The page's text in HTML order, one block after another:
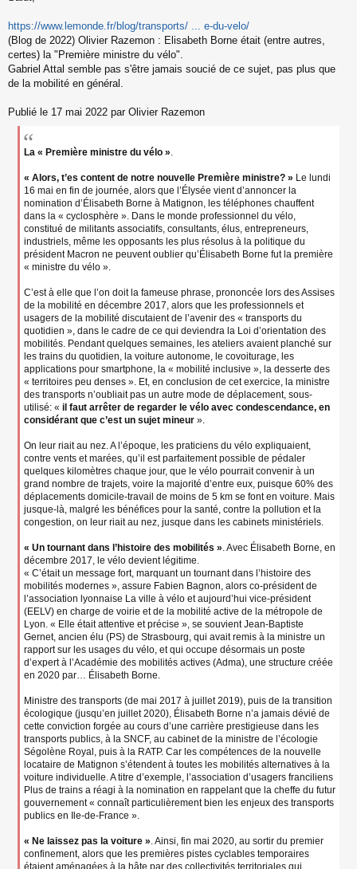
s
a
g
e
n
o
u
https://www.lemonde.fr/blog/transports/ ... e-du-velo/
(Blog de 2022) Olivier Razemon : Elisabeth Borne était (entre autres,
certes) la "Première ministre du vélo".
Gabriel Attal semble pas s'être jamais soucié de ce sujet, pas plus que
de la mobilité en général.
Publié le 17 mai 2022 par Olivier Razemon
La « Première ministre du vélo ».
« Alors, t’es content de notre nouvelle Première ministre? » Le lundi
16 mai en fin de journée, alors que l’Élysée vient d’annoncer la
nomination d’Élisabeth Borne à Matignon, les téléphones chauffent
dans la « cyclosphère ». Dans le monde professionnel du vélo,
constitué de militants associatifs, consultants, élus, entrepreneurs,
industriels, même les opposants les plus résolus à la politique du
président Macron ne peuvent oublier qu’Élisabeth Borne fut la première
« ministre du vélo ».
C’est à elle que l’on doit la fameuse phrase, prononcée lors des Assises
de la mobilité en décembre 2017, alors que les professionnels et
usagers de la mobilité discutaient de l’avenir des « transports du
quotidien », dans le cadre de ce qui deviendra la Loi d’orientation des
mobilités. Pendant quelques semaines, les ateliers avaient planché sur
les trains du quotidien, la voiture autonome, le covoiturage, les
applications pour smartphone, la « mobilité inclusive », la desserte des
« territoires peu denses ». Et, en conclusion de cet exercice, la ministre
des transports n’oubliait pas un autre mode de déplacement, sous-
utilisé: « il faut arrêter de regarder le vélo avec condescendance, en
considérant que c’est un sujet mineur ».
On leur riait au nez. A l’époque, les praticiens du vélo expliquaient,
contre vents et marées, qu’il est parfaitement possible de pédaler
quelques kilomètres chaque jour, que le vélo pourrait convenir à un
grand nombre de trajets, voire la majorité d’entre eux, puisque 60% des
déplacements domicile-travail de moins de 5 km se font en voiture. Mais
jusque-là, malgré les bénéfices pour la santé, contre la pollution et la
congestion, on leur riait au nez, jusque dans les cabinets ministériels.
« Un tournant dans l’histoire des mobilités ». Avec Élisabeth Borne, en
décembre 2017, le vélo devient légitime.
« C’était un message fort, marquant un tournant dans l’histoire des
mobilités modernes », assure Fabien Bagnon, alors co-président de
l’association lyonnaise La ville à vélo et aujourd’hui vice-président
(EELV) en charge de voirie et de la mobilité active de la métropole de
Lyon. « Elle était attentive et précise », se souvient Jean-Baptiste
Gernet, ancien élu (PS) de Strasbourg, qui avait remis à la ministre un
rapport sur les usages du vélo, et qui occupe désormais un poste
d’expert à l’Académie des mobilités actives (Adma), une structure créée
en 2020 par… Élisabeth Borne.
Ministre des transports (de mai 2017 à juillet 2019), puis de la transition
écologique (jusqu’en juillet 2020), Élisabeth Borne n’a jamais dévié de
cette conviction forgée au cours d’une carrière prestigieuse dans les
transports publics, à la SNCF, au cabinet de la ministre de l’écologie
Ségolène Royal, puis à la RATP. Car les compétences de la nouvelle
locataire de Matignon s’étendent à toutes les mobilités alternatives à la
voiture individuelle. A titre d’exemple, l’association d’usagers franciliens
Plus de trains a réagi à la nomination en rappelant que la cheffe du futur
gouvernement « connaît particulièrement bien les enjeux des transports
publics en Ile-de-France ».
« Ne laissez pas la voiture ». Ainsi, fin mai 2020, au sortir du premier
confinement, alors que les premières pistes cyclables temporaires
étaient aménagées à la hâte par des collectivités territoriales qui